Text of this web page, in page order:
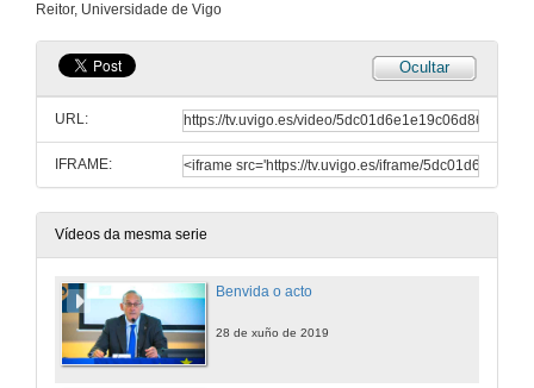
Reitor, Universidade de Vigo
Ocultar
URL:
IFRAME:
Vídeos da mesma serie
Benvida o acto
28 de xuño de 2019